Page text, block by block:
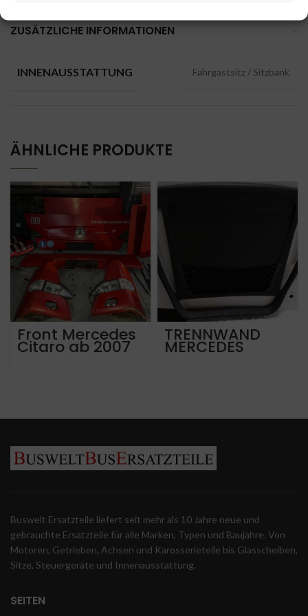
ZUSÄTZLICHE INFORMATIONEN
INNENAUSSTATTUNG Fahrgastsitz / Sitzbank
ÄHNLICHE PRODUKTE
Front Mercedes
Citaro ab 2007
TRENNWAND
MERCEDES
TOURISMO
Buswelt Ersatzteile liefert seit mehr als 10 Jahre neue und
gebrauchte Ersatzteile für alle Marken, Typen und Baujahre. Von
Motoren, Getrieben, Achsen und Karosserieteile bis Glasscheiben,
Sitze, Steuergeräte und Innenausstattung.
SEITEN